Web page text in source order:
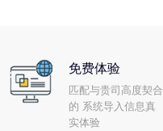
免费体验
匹配与贵司高度契合
的 系统导入信息真
实体验